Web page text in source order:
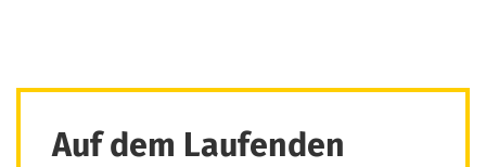
Auf dem Laufenden